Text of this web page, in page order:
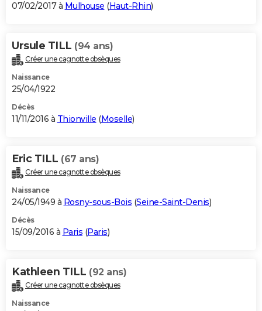
07/02/2017 à Mulhouse (Haut-Rhin)
Ursule TILL (94 ans)
Créer une cagnotte obsèques
Naissance
25/04/1922
Décès
11/11/2016 à Thionville (Moselle)
Eric TILL (67 ans)
Créer une cagnotte obsèques
Naissance
24/05/1949 à Rosny-sous-Bois (Seine-Saint-Denis)
Décès
15/09/2016 à Paris (Paris)
Kathleen TILL (92 ans)
Créer une cagnotte obsèques
Naissance